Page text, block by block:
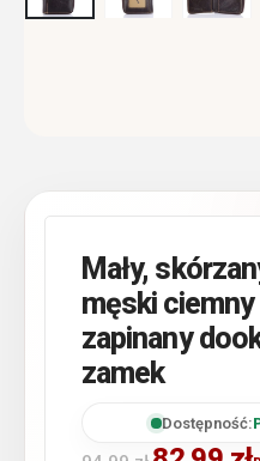
Mały,
męski ciemny
zapinany
zamek
Dostępność: